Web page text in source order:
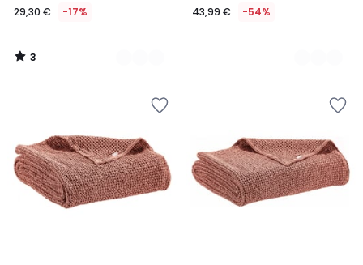
29,30 € -17%
3
/
43,99 € -54%